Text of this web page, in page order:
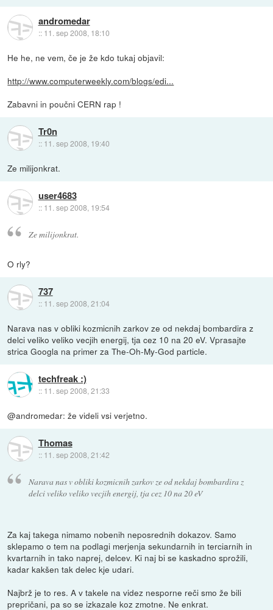
andromedar
:: 11. sep 2008, 18:10
He he, ne vem, če je že kdo tukaj objavil:
http://www.computerweekly.com/blogs/edi...
Zabavni in poučni CERN rap !
Tr0n
:: 11. sep 2008, 19:40
Ze milijonkrat.
user4683
:: 11. sep 2008, 19:54
Ze milijonkrat.
O rly?
737
:: 11. sep 2008, 21:04
Narava nas v obliki kozmicnih zarkov ze od nekdaj bombardira z
delci veliko veliko vecjih energij, tja cez 10 na 20 eV. Vprasajte
strica Googla na primer za The-Oh-My-God particle.
techfreak :)
:: 11. sep 2008, 21:33
@andromedar: že videli vsi verjetno.
Thomas
:: 11. sep 2008, 21:42
Narava nas v obliki kozmicnih zarkov ze od nekdaj bombardira z
delci veliko veliko vecjih energij, tja cez 10 na 20 eV
Za kaj takega nimamo nobenih neposrednih dokazov. Samo
sklepamo o tem na podlagi merjenja sekundarnih in terciarnih in
kvartarnih in tako naprej, delcev. Ki naj bi se kaskadno sprožili,
kadar kakšen tak delec kje udari.
Najbrž je to res. A v takele na videz nesporne reči smo že bili
prepričani, pa so se izkazale koz zmotne. Ne enkrat.